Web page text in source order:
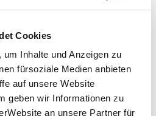
Cookies
Inhalte und Anzeigen zu
fürsoziale Medien anbieten
auf unsere Website
geben wir Informationen zu
an unsere Partner für
GmbH
ab89,00 €
Jetzt buchen